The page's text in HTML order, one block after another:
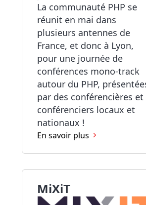
La communauté PHP se
réunit en mai dans
plusieurs antennes de
France, et donc à Lyon,
pour une journée de
conférences mono-track
autour du PHP,
par des conférencières et
conférenciers locaux et
nationaux !
En savoir plus
MiXiT